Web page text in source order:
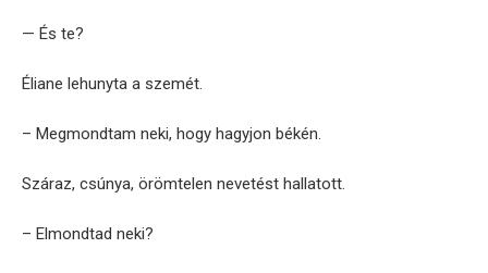
— És te?
Éliane lehunyta a szemét.
– Megmondtam neki, hogy hagyjon békén.
Száraz, csúnya, örömtelen nevetést hallatott.
– Elmondtad neki?